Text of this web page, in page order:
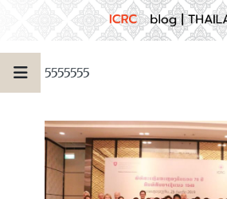
5555555